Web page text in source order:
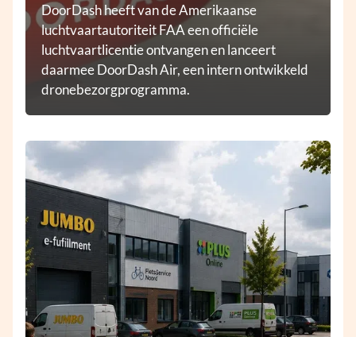
DoorDash heeft van de Amerikaanse
luchtvaartautoriteit FAA een officiële
luchtvaartlicentie ontvangen en lanceert
daarmee DoorDash Air, een intern ontwikkeld
dronebezorgprogramma.